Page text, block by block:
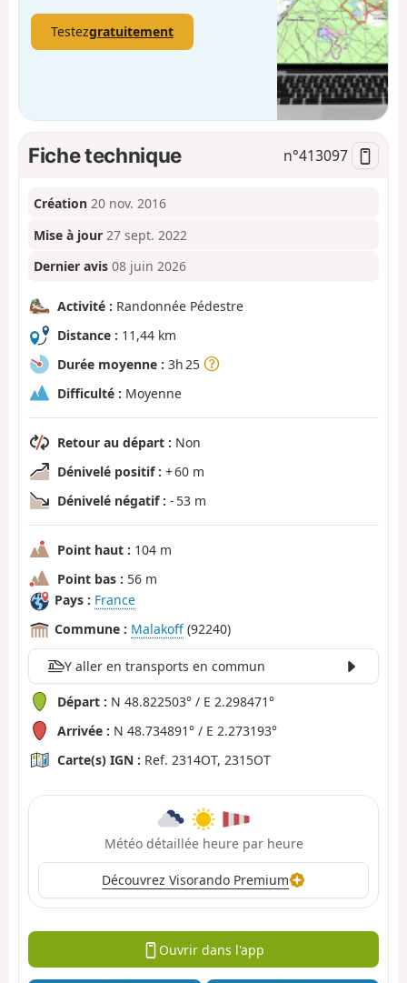
Testezgratuitement
Fiche technique n°413097
Création 20 nov. 2016
Mise à jour 27 sept. 2022
Dernier avis 08 juin 2026
Activité : Randonnée Pédestre
Distance : 11,44 km
Durée moyenne : 3h 25
Difficulté : Moyenne
Retour au départ : Non
Dénivelé positif : + 60 m
Dénivelé négatif : - 53 m
Point haut : 104 m
Point bas : 56 m
Pays : France
Commune : Malakoff (92240)
Y aller en transports en commun
Départ : N 48.822503° / E 2.298471°
Arrivée : N 48.734891° / E 2.273193°
Carte(s) IGN : Ref. 2314OT, 2315OT
Météo détaillée heure par heure
Découvrez Visorando Premium
Ouvrir dans l'app